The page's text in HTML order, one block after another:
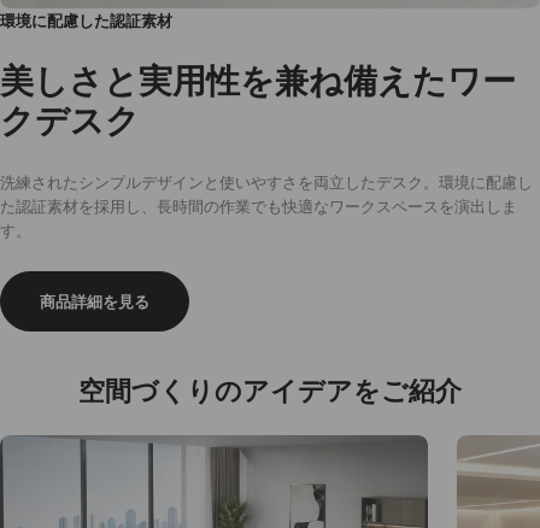
環境に配慮した認証素材
美しさと実用性を兼ね備えたワー
クデスク
洗練されたシンプルデザインと使いやすさを両立したデスク。環境に配慮し
た認証素材を採用し、長時間の作業でも快適なワークスペースを演出しま
す。
商品詳細を見る
空間づくりのアイデアをご紹介